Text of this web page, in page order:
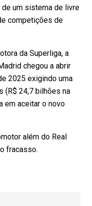
um sistema de livre
competições de
da Superliga, a
chegou a abrir
2025 exigindo uma
(R$ 24,7 bilhões na
em aceitar o novo
além do Real
fracasso.